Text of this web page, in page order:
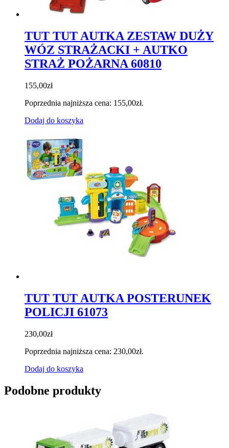
TUT TUT AUTKA ZESTAW DUŻY
WÓZ STRAŻACKI + AUTKO
STRAŻ POŻARNA 60810
155,00zł
Poprzednia najniższa cena: 155,00zł.
Dodaj do koszyka
TUT TUT AUTKA POSTERUNEK
POLICJI 61073
230,00zł
Poprzednia najniższa cena: 230,00zł.
Dodaj do koszyka
Podobne produkty